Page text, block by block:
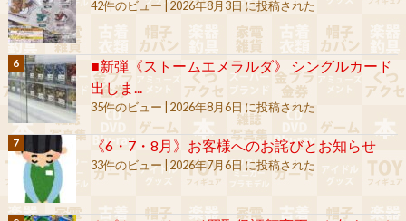
42件のビュー 2026年8月3日 に投稿された
■新弾《ストームエメラルダ》 シングルカード
出しま...
35件のビュー 2026年8月6日 に投稿された
《6・7・8月》お客様へのお詫びとお知らせ
33件のビュー| 2026年7月6日 に投稿された